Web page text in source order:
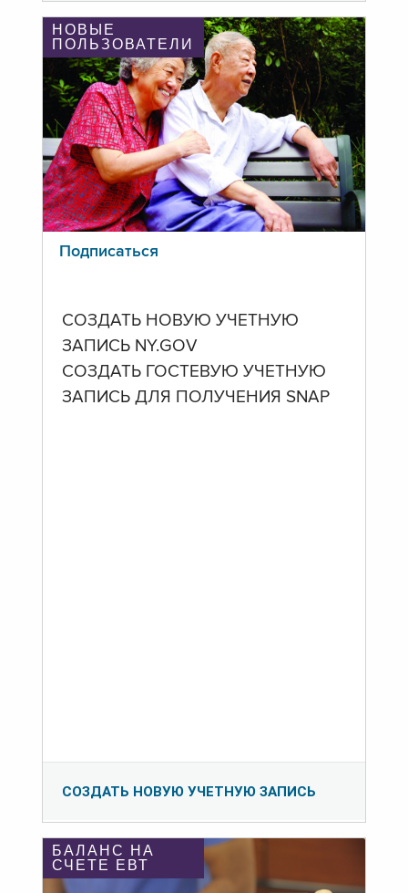
НОВЫЕ
ПОЛЬЗОВАТЕЛИ
Подписаться
СОЗДАТЬ НОВУЮ УЧЕТНУЮ
ЗАПИСЬ NY.GOV
СОЗДАТЬ ГОСТЕВУЮ УЧЕТНУЮ
ЗАПИСЬ ДЛЯ ПОЛУЧЕНИЯ SNAP
СОЗДАТЬ НОВУЮ УЧЕТНУЮ ЗАПИСЬ
БАЛАНС НА
СЧЕТЕ ЕВТ